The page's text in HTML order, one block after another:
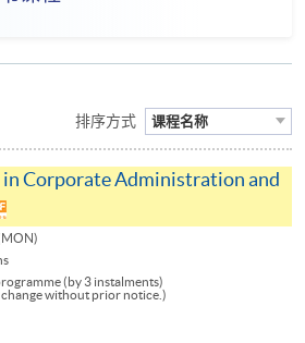
排序方式 课程名称
Corporate Administration and
(by 3 instalments)
change without prior notice.)